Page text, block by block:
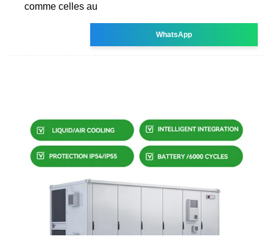
comme celles au
WhatsApp